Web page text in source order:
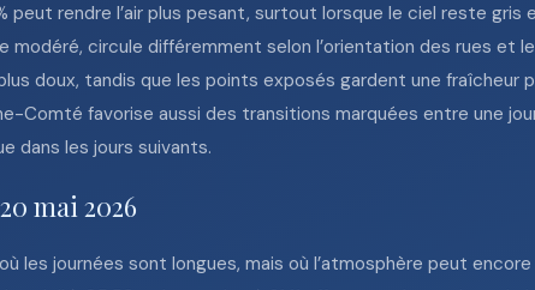
rendre l’air plus pesant, surtout lorsque le ciel reste gris
circule différemment selon l’orientation des rues et
doux, tandis que les points exposés gardent une fraîcheur
Comté favorise aussi des transitions marquées entre une
dans les jours suivants.
mai 2026
les journées sont longues, mais où l’atmosphère peut